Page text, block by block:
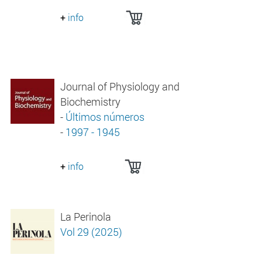
+ info
Journal of Physiology and
Biochemistry
- Últimos números
- 1997 - 1945
+ info
La Perinola
Vol 29 (2025)